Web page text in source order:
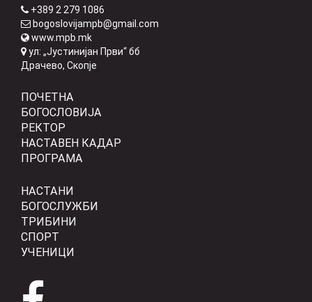
+389 2 279 1086
bogoslovijampb@gmail.com
www.mpb.mk
ул: „Јустинијан Први“ бб
Драчево, Скопје
ПОЧЕТНА
БОГОСЛОВИЈА
РЕКТОР
НАСТАВЕН КАДАР
ПРОГРАМА
НАСТАНИ
БОГОСЛУЖБИ
ТРИБИНИ
СПОРТ
УЧЕНИЦИ